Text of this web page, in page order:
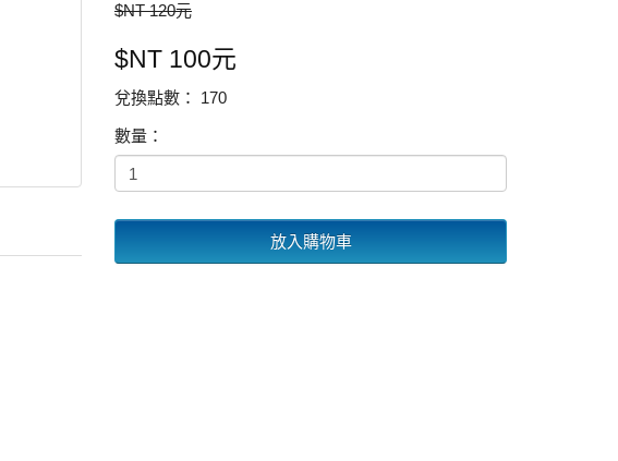
$NT 120元
$NT 100元
兌換點數： 170
數量：
放入購物車